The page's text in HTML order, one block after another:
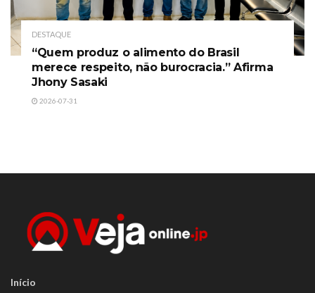
DESTAQUE
“Quem produz o alimento do Brasil
merece respeito, não burocracia.” Afirma
Jhony Sasaki
2026-07-31
Início